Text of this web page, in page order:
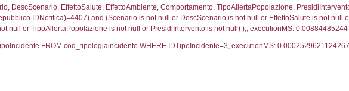
(f_territori_limitrofi.IDTipologiaTerritorio =
WHERE (((f_territori_limitrofi.IDNotifica)=4407) AND
sql: SELECT f_territori_limitrofi.Distanza,